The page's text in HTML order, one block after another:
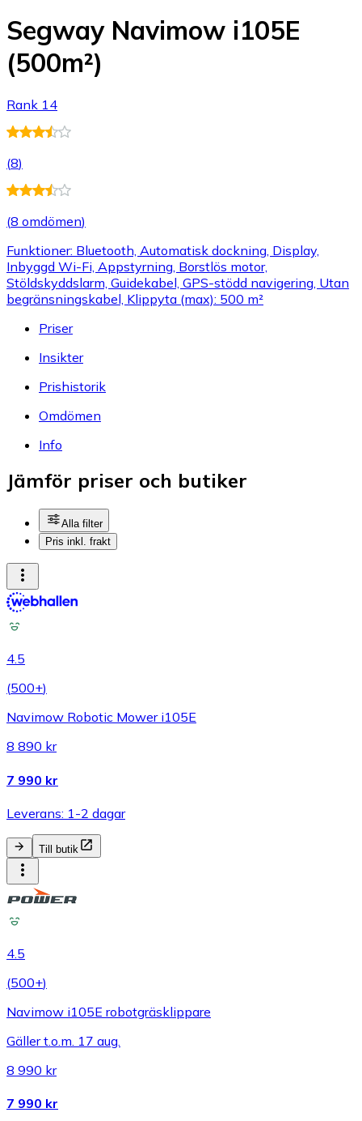
Segway Navimow i105E
(500m²)
Rank 14
(8)
(8 omdömen)
Funktioner: Bluetooth, Automatisk dockning, Display,
Inbyggd Wi-Fi, Appstyrning, Borstlös motor,
Stöldskyddslarm, Guidekabel, GPS-stödd navigering, Utan
begränsningskabel, Klippyta (max): 500 m²
Priser
Insikter
Prishistorik
Omdömen
Info
Jämför priser och butiker
Alla filter
Pris inkl. frakt
4.5
(500+)
Navimow Robotic Mower i105E
8 890 kr
7 990 kr
Leverans: 1-2 dagar
Till butik
4.5
(500+)
Navimow i105E robotgräsklippare
Gäller t.o.m. 17 aug.
8 990 kr
7 990 kr